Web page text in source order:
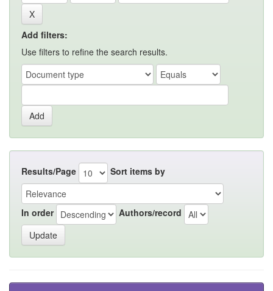
Add filters:
Use filters to refine the search results.
Results/Page Sort items by
In order Authors/record